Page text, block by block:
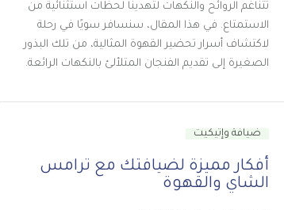
تتناغم الروائح والنكهات لتهدينا لحظات استثنائية من
الاستمتاع. في هذا المقال، سنسافر سويًا في رحلة
لاكتشاف أسرار تحضير القهوة المثالية، من تلك البذور
الصغيرة إلى تقديم الفنجان المتلألئ بالنكهات الرائعة.
ضيافة وإتيكيت
أفكار مميزة لضيافتك مع ترامس
الشاي والقهوة